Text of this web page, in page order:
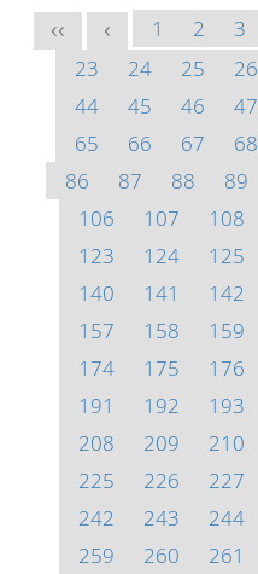
<< < 1 2 3
23
24 25 26
44
45 46 47
65
66 67 68
86
87 88 89
106
107 108
123
124 125
140
141 142
157
158 159
174
175 176
191
192 193
208
209 210
225
226 227
242
243 244
259
260 261